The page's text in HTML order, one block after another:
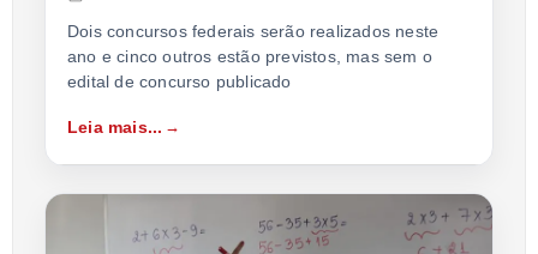
Dois concursos federais serão realizados neste
ano e cinco outros estão previstos, mas sem o
edital de concurso publicado
Leia mais...